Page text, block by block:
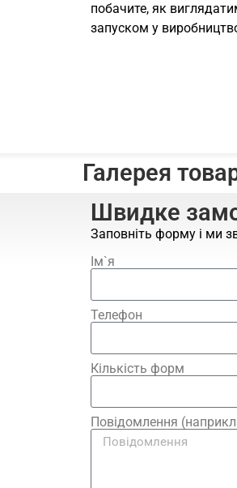
побачите, як
запуском у
Галерея
Швидке
Заповніть форму і ми
Ім`я
Телефон
Кількість форм
Повідомлення